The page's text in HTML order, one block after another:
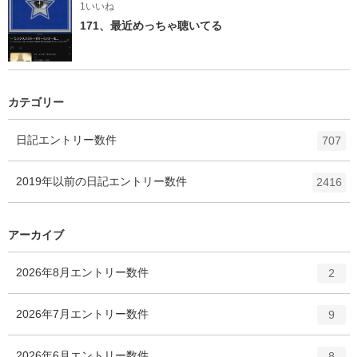
1いいね
171、最近めっちゃ聴いてる
カテゴリー
日記エントリー数 707
件
2019年以前の日記エントリー数 2416
件
アーカイブ
2026年8月 エントリー数 2
件
2026年7月 エントリー数 9
件